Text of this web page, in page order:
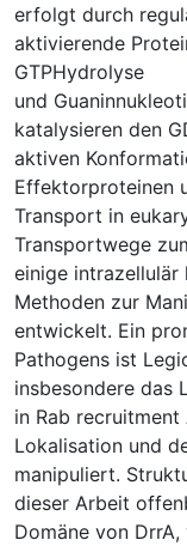
erfolgt durch
aktivierende
GTPHydrolyse
und
katalysieren den
aktiven
Effektorproteinen
Transport in
Transportwege
einige intrazellulär
Methoden zur
entwickelt. Ein
Pathogens ist
insbesondere das
in Rab
Lokalisation und
manipuliert.
dieser Arbeit
Domäne von